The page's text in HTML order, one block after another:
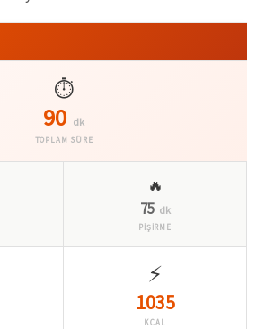
⏱️
90 dk
TOPLAM SÜRE
🔥
75 dk
PİŞİRME
⚡
1035
KCAL